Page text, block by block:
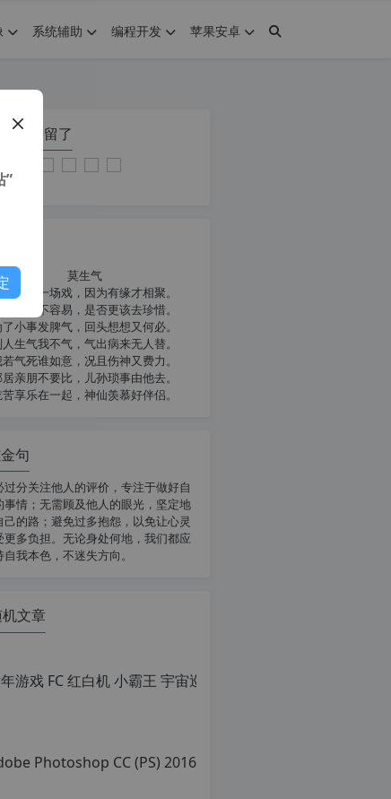
系统辅助 编程开发 苹果安卓
本页停留了
莫生气
生就像一场戏，因为有缘才相聚。
扶到老不容易，是否更该去珍惜。
了小事发脾气，回头想想又何必。
人生气我不气，气出病来无人替。
若气死谁如意，况且伤神又费力。
居亲朋不要比，儿孙琐事由他去。
苦享乐在一起，神仙羡慕好伴侣。
句
过分关注他人的评价，专注于做好自
事情；无需顾及他人的眼光，坚定地
己的路；避免过多抱怨，以免让心灵
更多负担。无论身处何地，我们都应
自我本色，不迷失方向。
文章
”